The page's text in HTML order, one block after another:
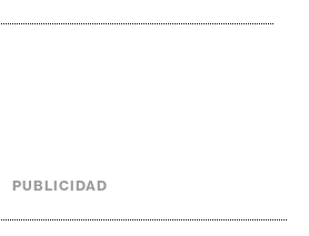
PUBLICIDAD